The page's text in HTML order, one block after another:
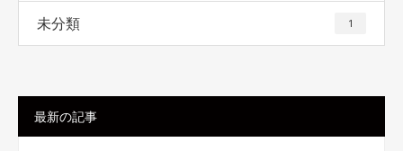
未分類 1
最新の記事